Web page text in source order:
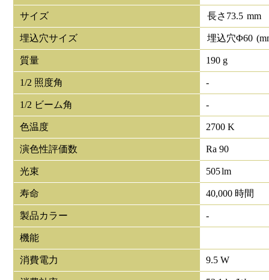
サイズ 長さ 73.5 mm
埋込穴サイズ 埋込穴Φ60
質量 190 g
1/2 照度角 -
1/2 ビーム角 -
色温度 2700 K
演色性評価数 Ra 90
光束 505lm
寿命 40,000 時間
製品カラー -
機能
消費電力 9.5 W